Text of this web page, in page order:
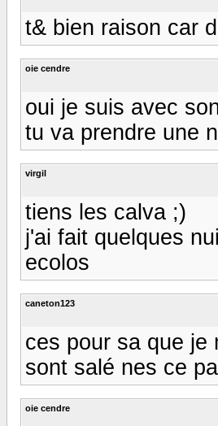
t& bien raison car
oie cendre
oui je suis avec
tu va prendre une
virgil
tiens les calva ;)
j'ai fait quelques
ecolos
caneton123
ces pour sa que je
sont salé nes ce
oie cendre